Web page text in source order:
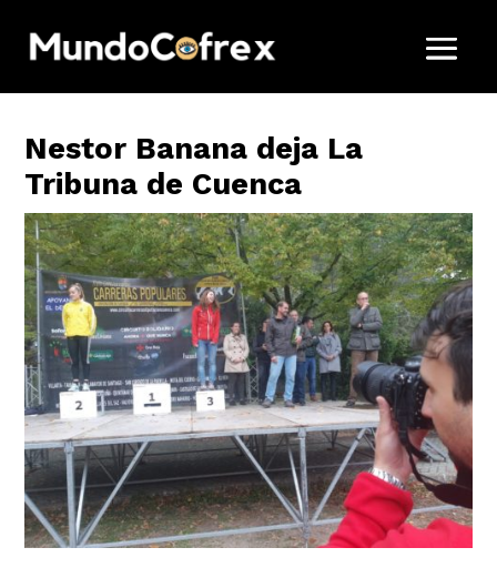
Nestor Banana deja La
Tribuna de Cuenca